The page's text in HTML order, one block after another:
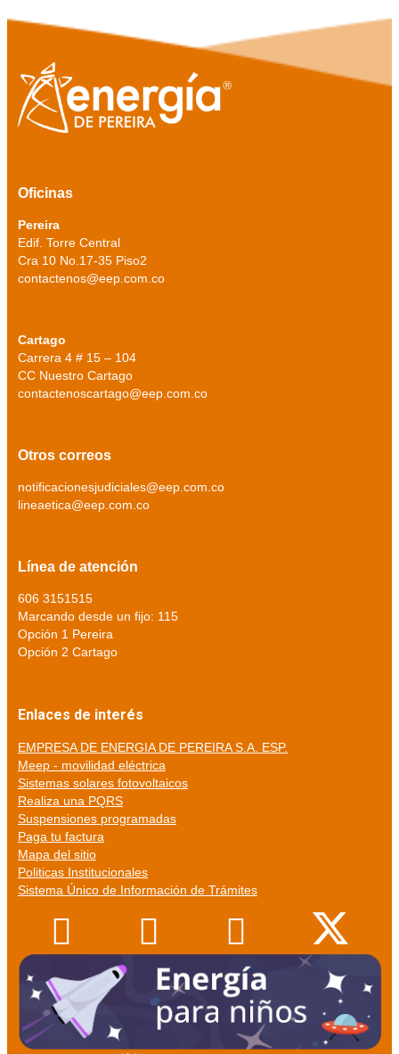
Oficinas
Pereira
Edif. Torre Central
Cra 10 No.17-35 Piso2
contactenos@eep.com.co
Cartago
Carrera 4 # 15 – 104
CC Nuestro Cartago
contactenoscartago@eep.com.co
Otros correos
notificacionesjudiciales@eep.com.co
lineaetica@eep.com.co
Línea de atención
606 3151515
Marcando desde un fijo: 115
Opción 1 Pereira
Opción 2 Cartago
Enlaces de interés
EMPRESA DE ENERGIA DE PEREIRA S.A. ESP.
Meep - movilidad eléctrica
Sistemas solares fotovoltaicos
Realiza una PQRS
Suspensiones programadas
Paga tu factura
Mapa del sitio
Politicas Institucionales
Sistema Único de Información de Trámites